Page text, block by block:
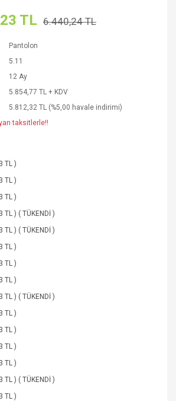
TL 6.440,24 TL
Pantolon
5.11
12 Ay
5.854,77 TL + KDV
5.812,32 TL (%5,00 havale indirimi)
taksitlerle!!
TL )
TL )
TL )
TL ) ( TÜKENDİ )
TL ) ( TÜKENDİ )
TL )
TL )
TL )
TL ) ( TÜKENDİ )
TL )
TL )
TL )
TL )
TL ) ( TÜKENDİ )
TL )